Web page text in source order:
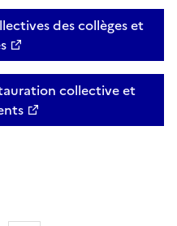
des collèges et
collective et